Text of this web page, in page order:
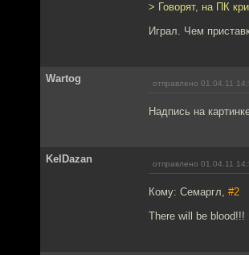
> Говорят, на ПК
Играл. Чем
Wartog отправлено 01.04.11
Надпись на
KelDazan отправлено 01.04.11
Кому: Семаргл, #2
There will be blood!!!